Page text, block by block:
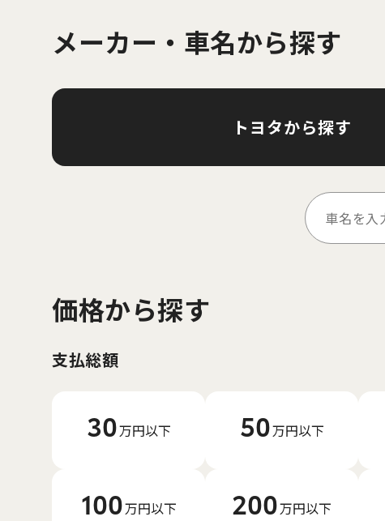
メーカー・車名から探す
トヨタから探す
価格から探す
支払総額
30万円以下 50万円以下
100万円以下 200万円以下